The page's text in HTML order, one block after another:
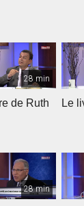
28 min
de Ruth Le
28 min